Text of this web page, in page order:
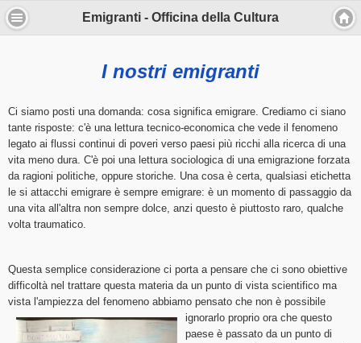
Informativa
utilizzati si avvalgono di cookie necessari al
funzionamento ed utili alle finalità illustrate
nella cookie policy. Se vuoi saperne di più o
negare il consenso a tutti o ad alcuni cookie,
consulta la cookie policy.
Chiudendo questo banner, scorrendo questa
pagina, cliccando su un link o proseguendo
la navigazione in altra maniera, acconsenti
Ho capito
Approfondisci
Emigranti - Officina della Cultura
I nostri emigranti
Ci siamo posti una domanda: cosa significa emigrare. Crediamo ci siano
tante risposte: c'è una lettura tecnico-economica che vede il fenomeno
legato ai flussi continui di poveri verso paesi più ricchi alla ricerca di una
vita meno dura. C'è poi una lettura sociologica di una emigrazione forzata
da ragioni politiche, oppure storiche. Una cosa è certa, qualsiasi etichetta
le si attacchi emigrare è sempre emigrare: è un momento di passaggio da
una vita all'altra non sempre dolce, anzi questo è piuttosto raro, qualche
volta traumatico.
Questa semplice considerazione ci porta a pensare che ci sono obiettive
difficoltà nel trattare questa materia da un punto di vista scientifico ma
vista l'ampiezza del fenomeno abbiamo pensato che non è possibile
ignorarlo proprio ora che questo
paese è passato da un punto di